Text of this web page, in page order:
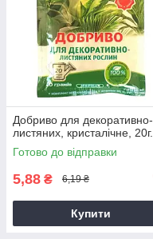
Добриво для декоративно-
листяних, кристалічне, 20г.
Готово до відправки
5,88 ₴ 6,19 ₴
Купити